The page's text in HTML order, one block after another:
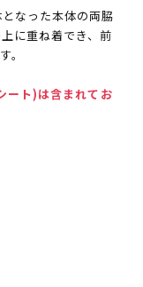
なった本体の両脇
に重ね着でき、前
。
ート)は含まれてお